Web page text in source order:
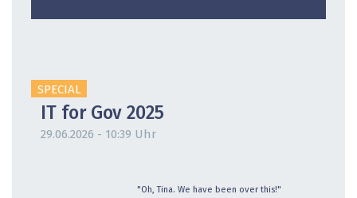
SPECIAL
IT for Gov 2025
29.06.2026 - 10:39 Uhr
"Oh, Tina. We have been over this!"